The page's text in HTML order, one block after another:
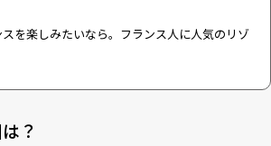
を楽しみたいなら。フランス人に人気のリゾ
？